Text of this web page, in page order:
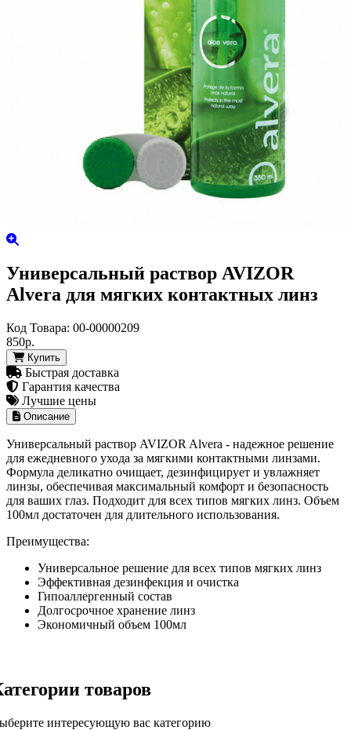
Универсальный раствор AVIZOR
Alvera для мягких контактных линз
Код Товара: 00-00000209
850р.
Купить
Быстрая доставка
Гарантия качества
Лучшие цены
Описание
Универсальный раствор AVIZOR Alvera - надежное решение
для ежедневного ухода за мягкими контактными линзами.
Формула деликатно очищает, дезинфицирует и увлажняет
линзы, обеспечивая максимальный комфорт и безопасность
для ваших глаз. Подходит для всех типов мягких линз. Объем
100мл достаточен для длительного использования.
Преимущества:
Универсальное решение для всех типов мягких линз
Эффективная дезинфекция и очистка
Гипоаллергенный состав
Долгосрочное хранение линз
Экономичный объем 100мл
товаров
интересующую вас категорию